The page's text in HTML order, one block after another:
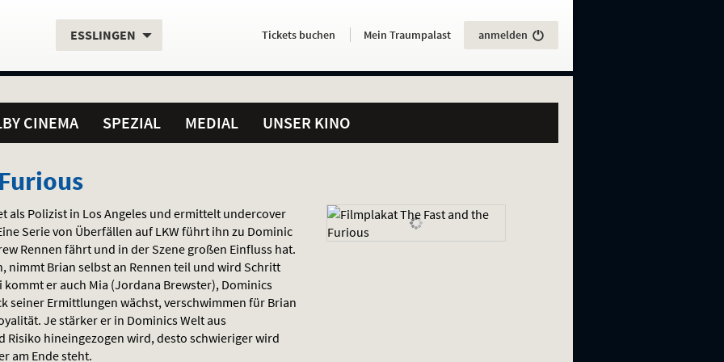
Aktueller
ESSLINGEN Servicefunktionen
Aktuelles
HierTickets buchen . Mein Traumpalast anmelden
CINEMA SPEZIAL MEDIAL UNSER KINO
als Polizist in Los Angeles und ermittelt undercover
Serie von Überfällen auf LKW führt ihn zu Dominic
Rennen fährt und in der Szene großen Einfluss hat.
nimmt Brian selbst an Rennen teil und wird Schritt
er auch Mia (Jordana Brewster), Dominics
seiner Ermittlungen wächst, verschwimmen für Brian
Je stärker er in Dominics Welt aus
Risiko hineingezogen wird, desto schwieriger wird
am Ende steht.